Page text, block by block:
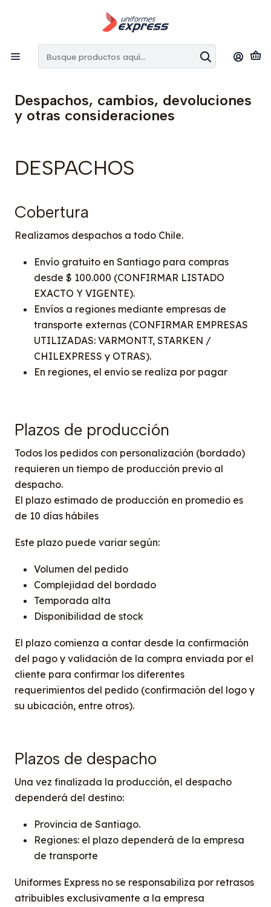
en la Región Metropolitana por copras superiores
Inicio
Despachos, cambios, devoluciones y otras
consideraciones
Despachos, cambios, devoluciones
y otras consideraciones
DESPACHOS
Cobertura
Realizamos despachos a todo Chile.
Envío gratuito en Santiago para compras
desde $ 100.000 (CONFIRMAR LISTADO
EXACTO Y VIGENTE).
Envíos a regiones mediante empresas de
transporte externas (CONFIRMAR EMPRESAS
UTILIZADAS: VARMONTT, STARKEN /
CHILEXPRESS y OTRAS).
En regiones, el envío se realiza por pagar
Plazos de producción
Todos los pedidos con personalización (bordado)
requieren un tiempo de producción previo al
despacho.
El plazo estimado de producción en promedio es
de 10 días hábiles
Este plazo puede variar según:
Volumen del pedido
Complejidad del bordado
Temporada alta
Disponibilidad de stock
El plazo comienza a contar desde la confirmación
del pago y validación de la compra enviada por el
cliente para confirmar los diferentes
requerimientos del pedido (confirmación del logo y
su ubicación, entre otros).
Plazos de despacho
Una vez finalizada la producción, el despacho
dependerá del destino:
Provincia de Santiago.
Regiones: el plazo dependerá de la empresa
de transporte
Uniformes Express no se responsabiliza por retrasos
atribuibles exclusivamente a la empresa